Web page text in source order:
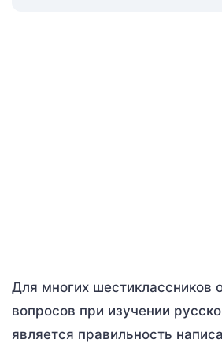
Для многих шестиклассников
вопросов при изучении
является правильность